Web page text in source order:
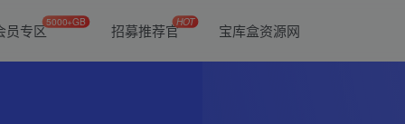
员专区5000+GB 招募推荐官HOT 宝库盒资源网